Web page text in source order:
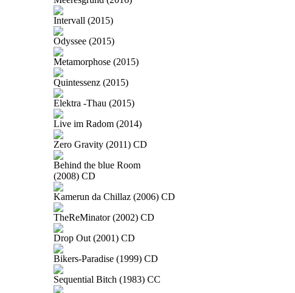
Intervall (2015)
Odyssee (2015)
Metamorphose (2015)
Quintessenz (2015)
Elektra -Thau (2015)
Live im Radom (2014)
Zero Gravity (2011) CD
Behind the blue Room
(2008) CD
Kamerun da Chillaz (2006) CD
TheReMinator (2002) CD
Drop Out (2001) CD
Bikers-Paradise (1999) CD
Sequential Bitch (1983) CC